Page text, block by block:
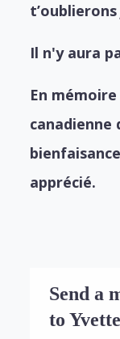
Il n'y aura
En
canadienne
apprécié.
Send a
to